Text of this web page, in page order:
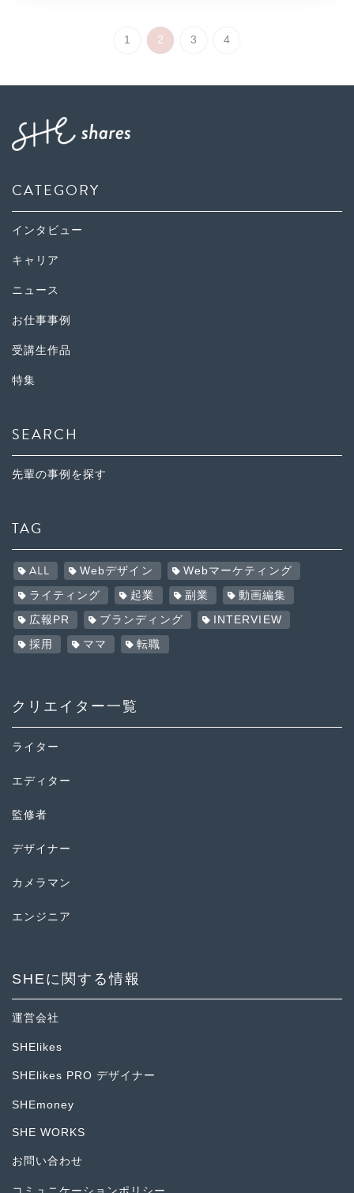
1 2 3 4
CATEGORY
インタビュー
キャリア
ニュース
お仕事事例
受講生作品
特集
SEARCH
先輩の事例を探す
TAG
ALL Webデザイン Webマーケティング
ライティング 起業 副業 動画編集
広報PR ブランディング INTERVIEW
採用 ママ 転職
クリエイター一覧
ライター
エディター
監修者
デザイナー
カメラマン
エンジニア
SHEに関する情報
運営会社
SHElikes
SHElikes PRO デザイナー
SHEmoney
SHE WORKS
お問い合わせ